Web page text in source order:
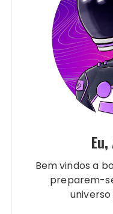
Bem vindos a
preparem-